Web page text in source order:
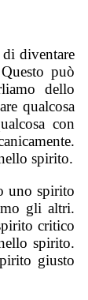
di diventare
può
dello
qualcosa
con
spirito.
uno spirito
gli altri.
critico
spirito.
giusto